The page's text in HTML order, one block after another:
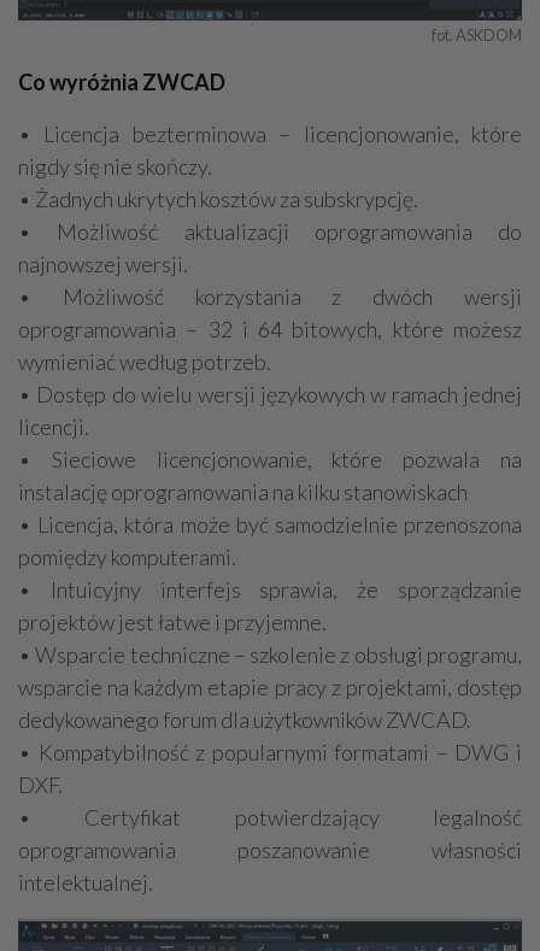
fot. ASKDOM
Co wyróżnia ZWCAD
• Licencja bezterminowa – licencjonowanie, które
nigdy się nie skończy.
• Żadnych ukrytych kosztów za subskrypcję.
• Możliwość aktualizacji oprogramowania do
najnowszej wersji.
• Możliwość korzystania z dwóch wersji
oprogramowania – 32 i 64 bitowych, które możesz
wymieniać według potrzeb.
• Dostęp do wielu wersji językowych w ramach jednej
licencji.
• Sieciowe licencjonowanie, które pozwala na
instalację oprogramowania na kilku stanowiskach
• Licencja, która może być samodzielnie przenoszona
pomiędzy komputerami.
• Intuicyjny interfejs sprawia, że sporządzanie
projektów jest łatwe i przyjemne.
• Wsparcie techniczne – szkolenie z obsługi programu,
wsparcie na każdym etapie pracy z projektami, dostęp
dedykowanego forum dla użytkowników ZWCAD.
• Kompatybilność z popularnymi formatami – DWG i
DXF.
• Certyfikat potwierdzający legalność
oprogramowania poszanowanie własności
intelektualnej.